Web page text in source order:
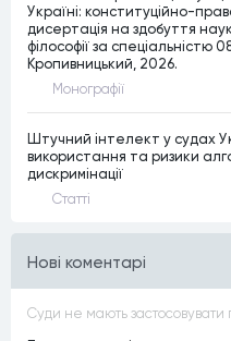
Україні: конституційно-
дисертація на здобуття
філософії за спеціальністю
Кропивницький, 2026.
Монографiї
Штучний інтелект у судах
використання та ризики
дискримінації
Статтi
Нові коментарі